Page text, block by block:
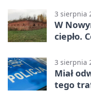
3 sierpnia
W
ciepło.
3 sierpnia
Miał
tego